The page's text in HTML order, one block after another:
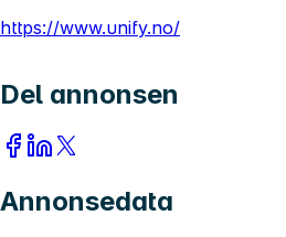
https://www.unify.no/
Del annonsen
Annonsedata